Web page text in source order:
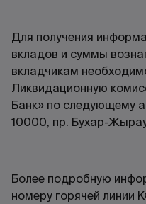
Для получения
вкладов и суммы
вкладчикам
Ликвидационную
Банк» по следующему
10000, пр. Бухар-
Более подробную
номеру горячей линии